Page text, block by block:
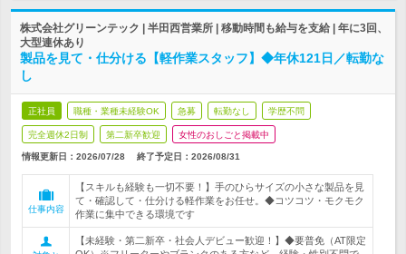
株式会社グリーンテック | 半田西営業所 | 移動時間も給与を支給 | 年に3回、
大型連休あり
製品を見て・仕分ける【軽作業スタッフ】◆年休121日／転勤な
し
正社員 職種・業種未経験OK 急募 転勤なし 学歴不問
完全週休2日制 第二新卒歓迎 女性のおしごと掲載中
情報更新日：2026/07/28 終了予定日： 2026/08/31
仕事内容
【スキルも経験も一切不要！】手のひらサイズの小さな製品を見
て・確認して・仕分ける軽作業をお任せ。◆コツコツ・モクモク
作業に集中できる環境です
【未経験・第二新卒・社会人デビュー歓迎！】◆要普免（AT限定